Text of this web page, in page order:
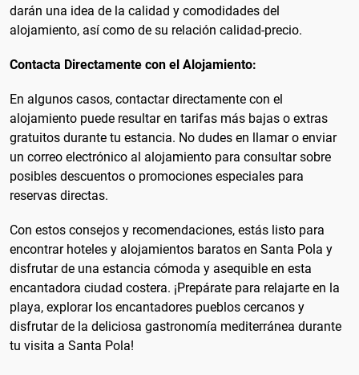
darán una idea de la calidad y comodidades del
alojamiento, así como de su relación calidad-precio.
Contacta Directamente con el Alojamiento:
En algunos casos, contactar directamente con el
alojamiento puede resultar en tarifas más bajas o extras
gratuitos durante tu estancia. No dudes en llamar o enviar
un correo electrónico al alojamiento para consultar sobre
posibles descuentos o promociones especiales para
reservas directas.
Con estos consejos y recomendaciones, estás listo para
encontrar hoteles y alojamientos baratos en Santa Pola y
disfrutar de una estancia cómoda y asequible en esta
encantadora ciudad costera. ¡Prepárate para relajarte en la
playa, explorar los encantadores pueblos cercanos y
disfrutar de la deliciosa gastronomía mediterránea durante
tu visita a Santa Pola!